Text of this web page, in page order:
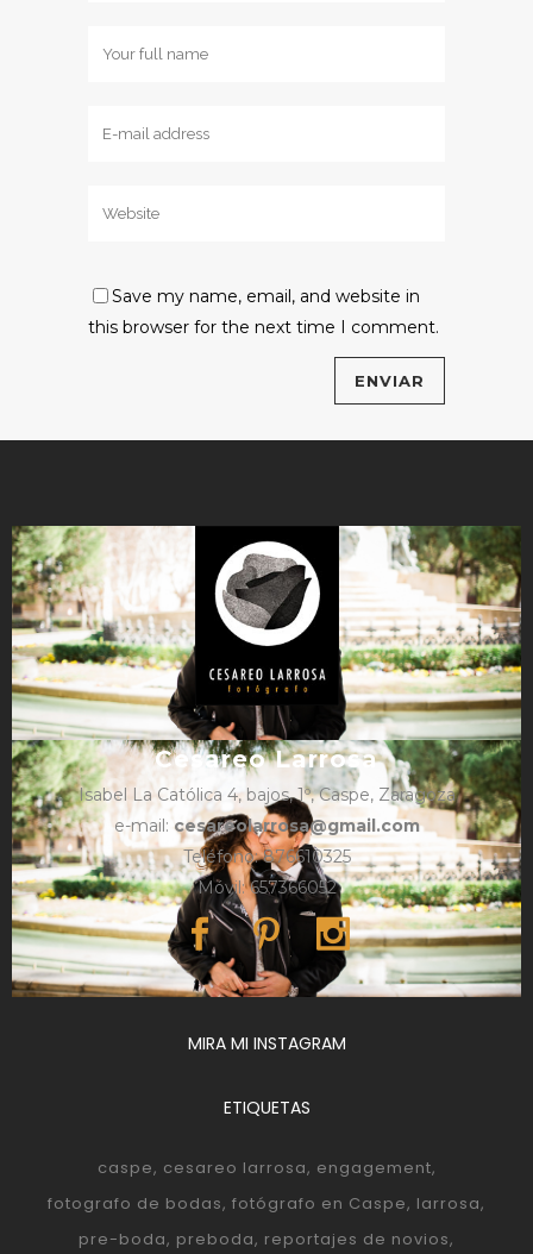
Save my name, email, and website in
this browser for the next time I comment.
Cesareo Larrosa
Isabel La Católica 4, bajos, 1º, Caspe, Zaragoza
e-mail: cesareolarrosa@gmail.com
Teléfono: 876610325
Móvil: 657366052
MIRA MI INSTAGRAM
ETIQUETAS
caspe cesareo larrosa engagement
fotografo de bodas fotógrafo en Caspe larrosa
pre-boda preboda reportajes de novios